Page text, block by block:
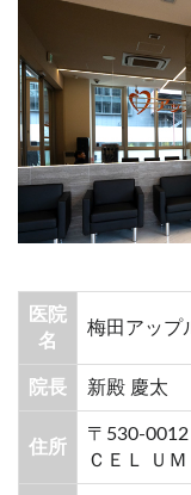
医院
名
梅田アップ
院長 新殿 慶太
住所
〒530-
ＣＥＬ Ｕ